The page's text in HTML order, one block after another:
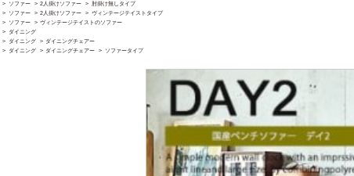
> ソファー > 2人掛けソファー > 肘掛け無しタイプ
> ソファー > 2人掛けソファー > ヴィンテージテイストタイプ
> ソファー > ヴィンテージテイストのソファー
> ダイニング
> ダイニング > ダイニングチェアー
> ダイニング > ダイニングチェアー > ソファータイプ